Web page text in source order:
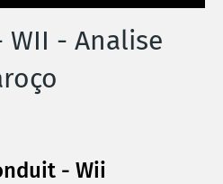
- Analise
- Wii